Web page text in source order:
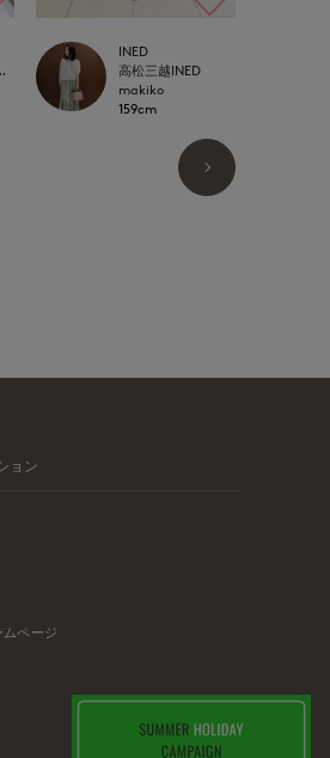
INED
高松三越INED
makiko
159cm
ョン
ムページ